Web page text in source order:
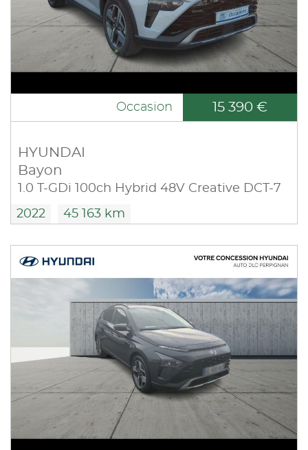
Occasion 15 390 €
HYUNDAI
Bayon
1.0 T-GDi 100ch Hybrid 48V Creative DCT-7
2022 45 163 km